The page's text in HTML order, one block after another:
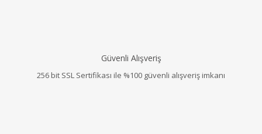
Güvenli Alışveriş
256 bit SSL Sertifikası ile %100 güvenli alışveriş imkanı